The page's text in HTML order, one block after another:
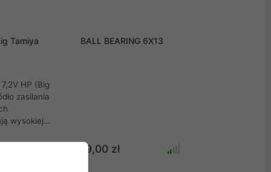
Tamiya
HP (Big
zasilania
wysokiej
BALL BEARING 6X13
19,00 zł